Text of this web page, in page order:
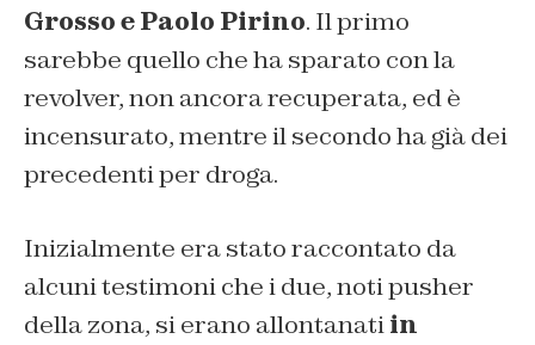
Grosso e Paolo Pirino. Il primo
sarebbe quello che ha sparato con la
revolver, non ancora recuperata, ed è
incensurato, mentre il secondo ha già dei
precedenti per droga.
Inizialmente era stato raccontato da
alcuni testimoni che i due, noti pusher
della zona, si erano allontanatiin